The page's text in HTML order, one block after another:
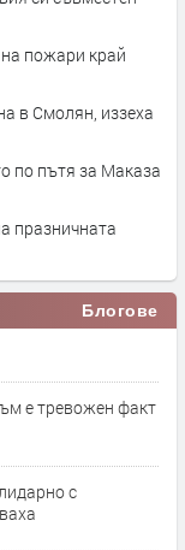
пожари край
в Смолян, иззеха
по пътя за Маказа
празничната
Блогове
е тревожен факт
с